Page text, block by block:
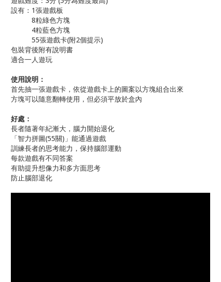
設有：1張遊戲板
8粒綠色方塊
4粒藍色方塊
55張遊戲卡(附2個提示)
包裝背後附有說明書
適合一人遊玩
使用說明：
首先抽一張遊戲卡，依從遊戲卡上的圖案以方塊組合出來
方塊可以隨意翻轉使用，但必須平放於盒內
好處：
長者隨著年紀漸大，腦力開始退化
「智力拼圖(55關)」能通過遊戲
訓練長者的思考能力，保持腦部運動
每款遊戲有不同答案
有助提升想像力和多方面思考
防止腦部退化